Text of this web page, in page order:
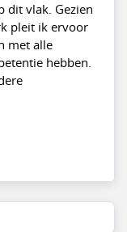
dit vlak. Gezien
pleit ik ervoor
met alle
hebben.